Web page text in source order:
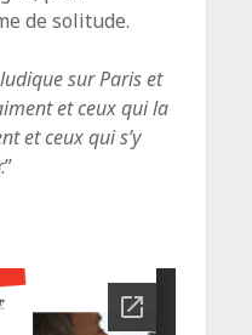
de solitude.
sur Paris et
et ceux qui la
et ceux qui s’y